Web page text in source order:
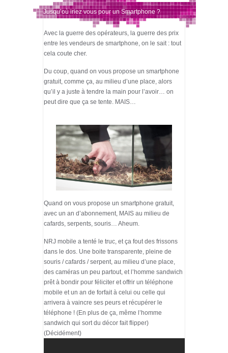
Jusqu’où iriez vous pour un Smartphone ?
Avec la guerre des opérateurs, la guerre des prix
entre les vendeurs de smartphone, on le sait : tout
cela coute cher.
Du coup, quand on vous propose un smartphone
gratuit, comme ça, au milieu d’une place, alors
qu’il y a juste à tendre la main pour l’avoir… on
peut dire que ça se tente. MAIS…
Quand on vous propose un smartphone gratuit,
avec un an d’abonnement, MAIS au milieu de
cafards, serpents, souris… Aheum.
NRJ mobile a tenté le truc, et ça fout des frissons
dans le dos. Une boite transparente, pleine de
souris / cafards / serpent, au milieu d’une place,
des caméras un peu partout, et l’homme sandwich
prêt à bondir pour féliciter et offrir un téléphone
mobile et un an de forfait à celui ou celle qui
arrivera à vaincre ses peurs et récupérer le
téléphone ! (En plus de ça, même l’homme
sandwich qui sort du décor fait flipper)
(Décidément)